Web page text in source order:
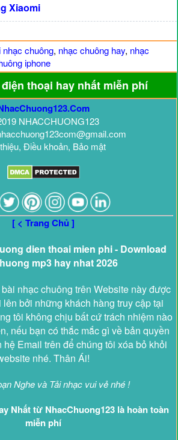
Xiaomi
nhạc chuông, nhạc chuông hay, nhạc
iphone
thoại hay nhất miễn phí
NHACCHUONG123
Điều khoản, Bảo mật
[ < Trang Chủ ]
dien thoai mien phi - Download
mp3 hay nhat 2026
nhạc chuông trên Website này được
bởi những khách hàng truy cập tại
tôi không chịu bất cứ trách nhiệm nào
nếu bạn có thắc mắc gì về bản quyền
Email trên để chúng tôi xóa bỏ khỏi
nhé. Thân Ái!
Nghe và Tải nhạc vui vẻ nhé !
Nhất từ NhacChuong123 là hoàn toàn
miễn phí